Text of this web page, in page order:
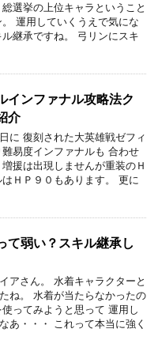
選挙の上位キャラということ
運用していくうえで気にな
継承ですね。 弓リンにスキ
インファナル攻略法ク
介
に 復刻された大英雄戦ゼフィ
易度インファナルも 合わせ
援は出現しませんが重装のＨ
ＨＰ９０もあります。 更に
て弱い？スキル継承し
アさん。 水着キャラクターと
ね。 水着が当たらなかったの
ってみようと思って 運用し
あ・・・ これって本当に強く